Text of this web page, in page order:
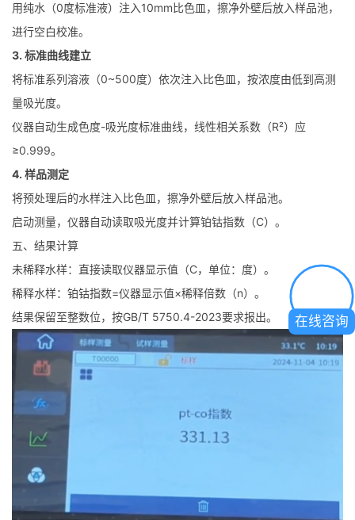
用纯水（0度标准液）注入10mm比色皿，擦净外壁后放入样品池，
进行空白校准。
3. 标准曲线建立
将标准系列溶液（0~500度）依次注入比色皿，按浓度由低到高测
量吸光度。
仪器自动生成色度-吸光度标准曲线，线性相关系数（R²）应
≥0.999。
4. 样品测定
将预处理后的水样注入比色皿，擦净外壁后放入样品池。
启动测量，仪器自动读取吸光度并计算铂钴指数（C）。
五、结果计算
未稀释水样：直接读取仪器显示值（C，单位：度）。
稀释水样：铂钴指数=仪器显示值×稀释倍数（n）。
结果保留至整数位，按GB/T 5750.4-2023要求报出。
在线咨询